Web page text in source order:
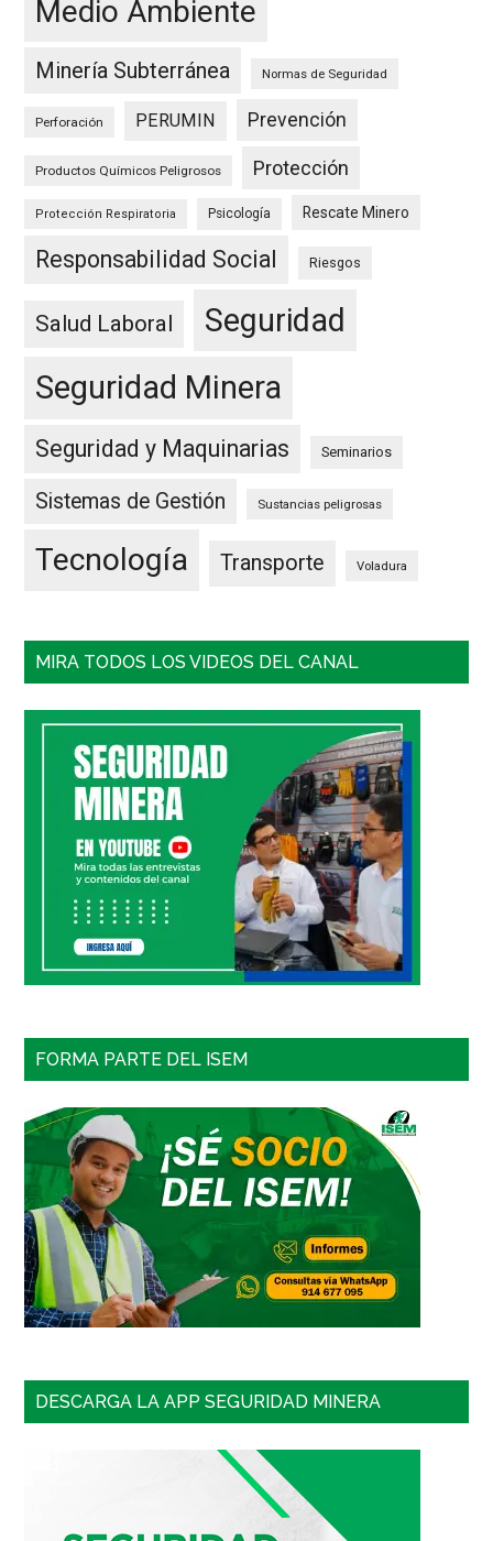
Medio Ambiente
Minería Subterránea Normas de Seguridad
Perforación PERUMIN Prevención
Productos Químicos Peligrosos Protección
Protección Respiratoria Psicología Rescate Minero
Responsabilidad Social Riesgos
Salud Laboral
Seguridad
Seguridad Minera
Seguridad y Maquinarias Seminarios
Sistemas de Gestión Sustancias peligrosas
Tecnología Transporte Voladura
MIRA TODOS LOS VIDEOS DEL CANAL
FORMA PARTE DEL ISEM
DESCARGA LA APP SEGURIDAD MINERA